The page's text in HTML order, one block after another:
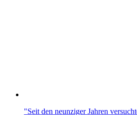
"Seit den neunziger Jahren